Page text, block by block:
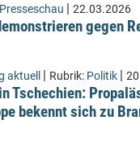
Presseschau | 22.03.2026
gegen
aktuell | Rubrik: Politik |
Tschechien:
bekennt sich zu